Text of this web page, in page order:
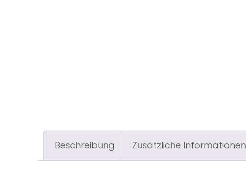
Beschreibung Zusätzliche Informationen